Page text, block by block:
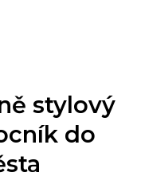
stylový
do